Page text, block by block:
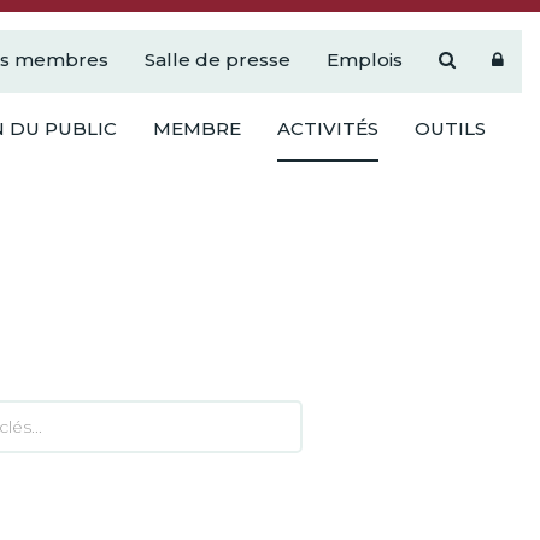
membres Salle de presse Emplois
DU PUBLIC MEMBRE ACTIVITÉS OUTILS